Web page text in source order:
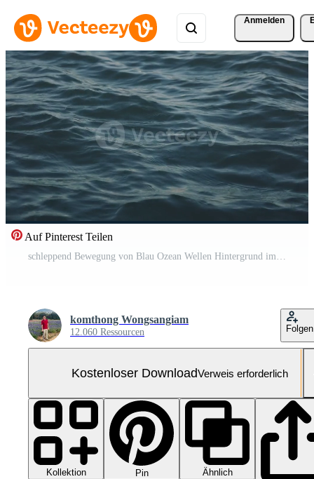
Anmelden
Auf Pinterest Teilen
schleppend Bewegung von Blau Ozean Wellen Hintergrund im Sommer- Jahreszeit Kostenloses Video
komthong Wongsangiam
12.060 Ressourcen Folgen
Kostenloser DownloadVerweis erforderlich
Kollektion Pin
Ähnlich